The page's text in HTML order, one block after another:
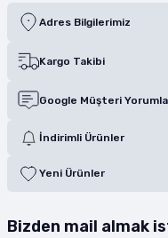
Adres Bilgilerimiz
Kargo Takibi
Google Müşteri
İndirimli Ürünler
Yeni Ürünler
Bizden mail almak